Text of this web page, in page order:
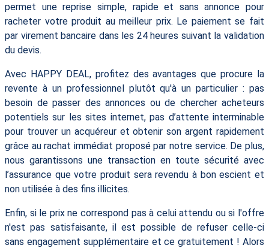
permet une reprise simple, rapide et sans annonce pour
racheter votre produit au meilleur prix. Le paiement se fait
par virement bancaire dans les 24 heures suivant la validation
du devis.
Avec HAPPY DEAL, profitez des avantages que procure la
revente à un professionnel plutôt qu'à un particulier : pas
besoin de passer des annonces ou de chercher acheteurs
potentiels sur les sites internet, pas d’attente interminable
pour trouver un acquéreur et obtenir son argent rapidement
grâce au rachat immédiat proposé par notre service. De plus,
nous garantissons une transaction en toute sécurité avec
l’assurance que votre produit sera revendu à bon escient et
non utilisée à des fins illicites.
Enfin, si le prix ne correspond pas à celui attendu ou si l'offre
n'est pas satisfaisante, il est possible de refuser celle-ci
sans engagement supplémentaire et ce gratuitement ! Alors